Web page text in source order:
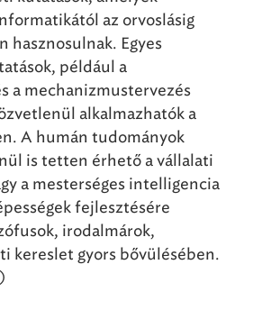
az orvoslásig
hasznosulnak. Egyes
például a
a mechanizmustervezés
alkalmazhatók a
A humán tudományok
is tetten érhető a vállalati
a mesterséges intelligencia
fejlesztésére
irodalmárok,
kereslet gyors bővülésében.
)